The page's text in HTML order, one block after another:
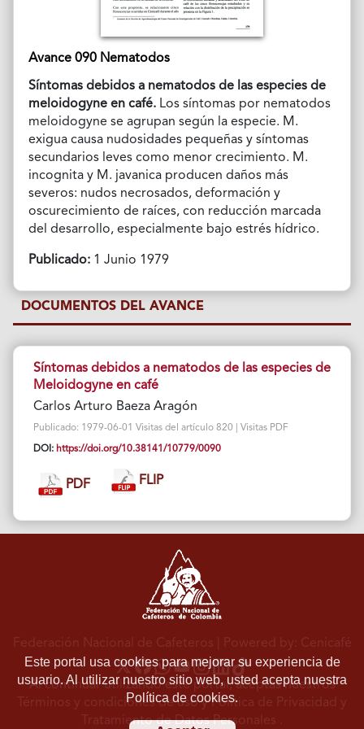
Avance 090 Nematodos
Síntomas debidos a nematodos de las especies de
meloidogyne en café. Los síntomas por nematodos
meloidogyne se agrupan según la especie. M.
exigua causa nudosidades pequeñas y síntomas
secundarios leves como menor crecimiento. M.
incognita y M. javanica producen daños más
severos: nudos necrosados, deformación y
oscurecimiento de raíces, con reducción marcada
del desarrollo, especialmente bajo estrés hídrico.
Publicado:1 Junio 1979
DOCUMENTOS DEL AVANCE
Síntomas debidos a nematodos de las especies de
Meloidogyne en café
Carlos Arturo Baeza Aragón
Publicado: 1979-06-01 Visitas del artículo 820 | Visitas PDF
DOI: https://doi.org/10.38141/10779/0090
PDF FLIP
Este portal usa cookies para mejorar su experiencia de
usuario. Al utilizar nuestro sitio web, usted acepta nuestra
Política de cookies.
Federación Nacional de Cafeteros | Powered by: Cenicafé
Al continuar utilizando este portal, aceptas nuestros
Términos y condiciones de usoyPolítica de Privacidad y
Tratamiento de Datos Personales